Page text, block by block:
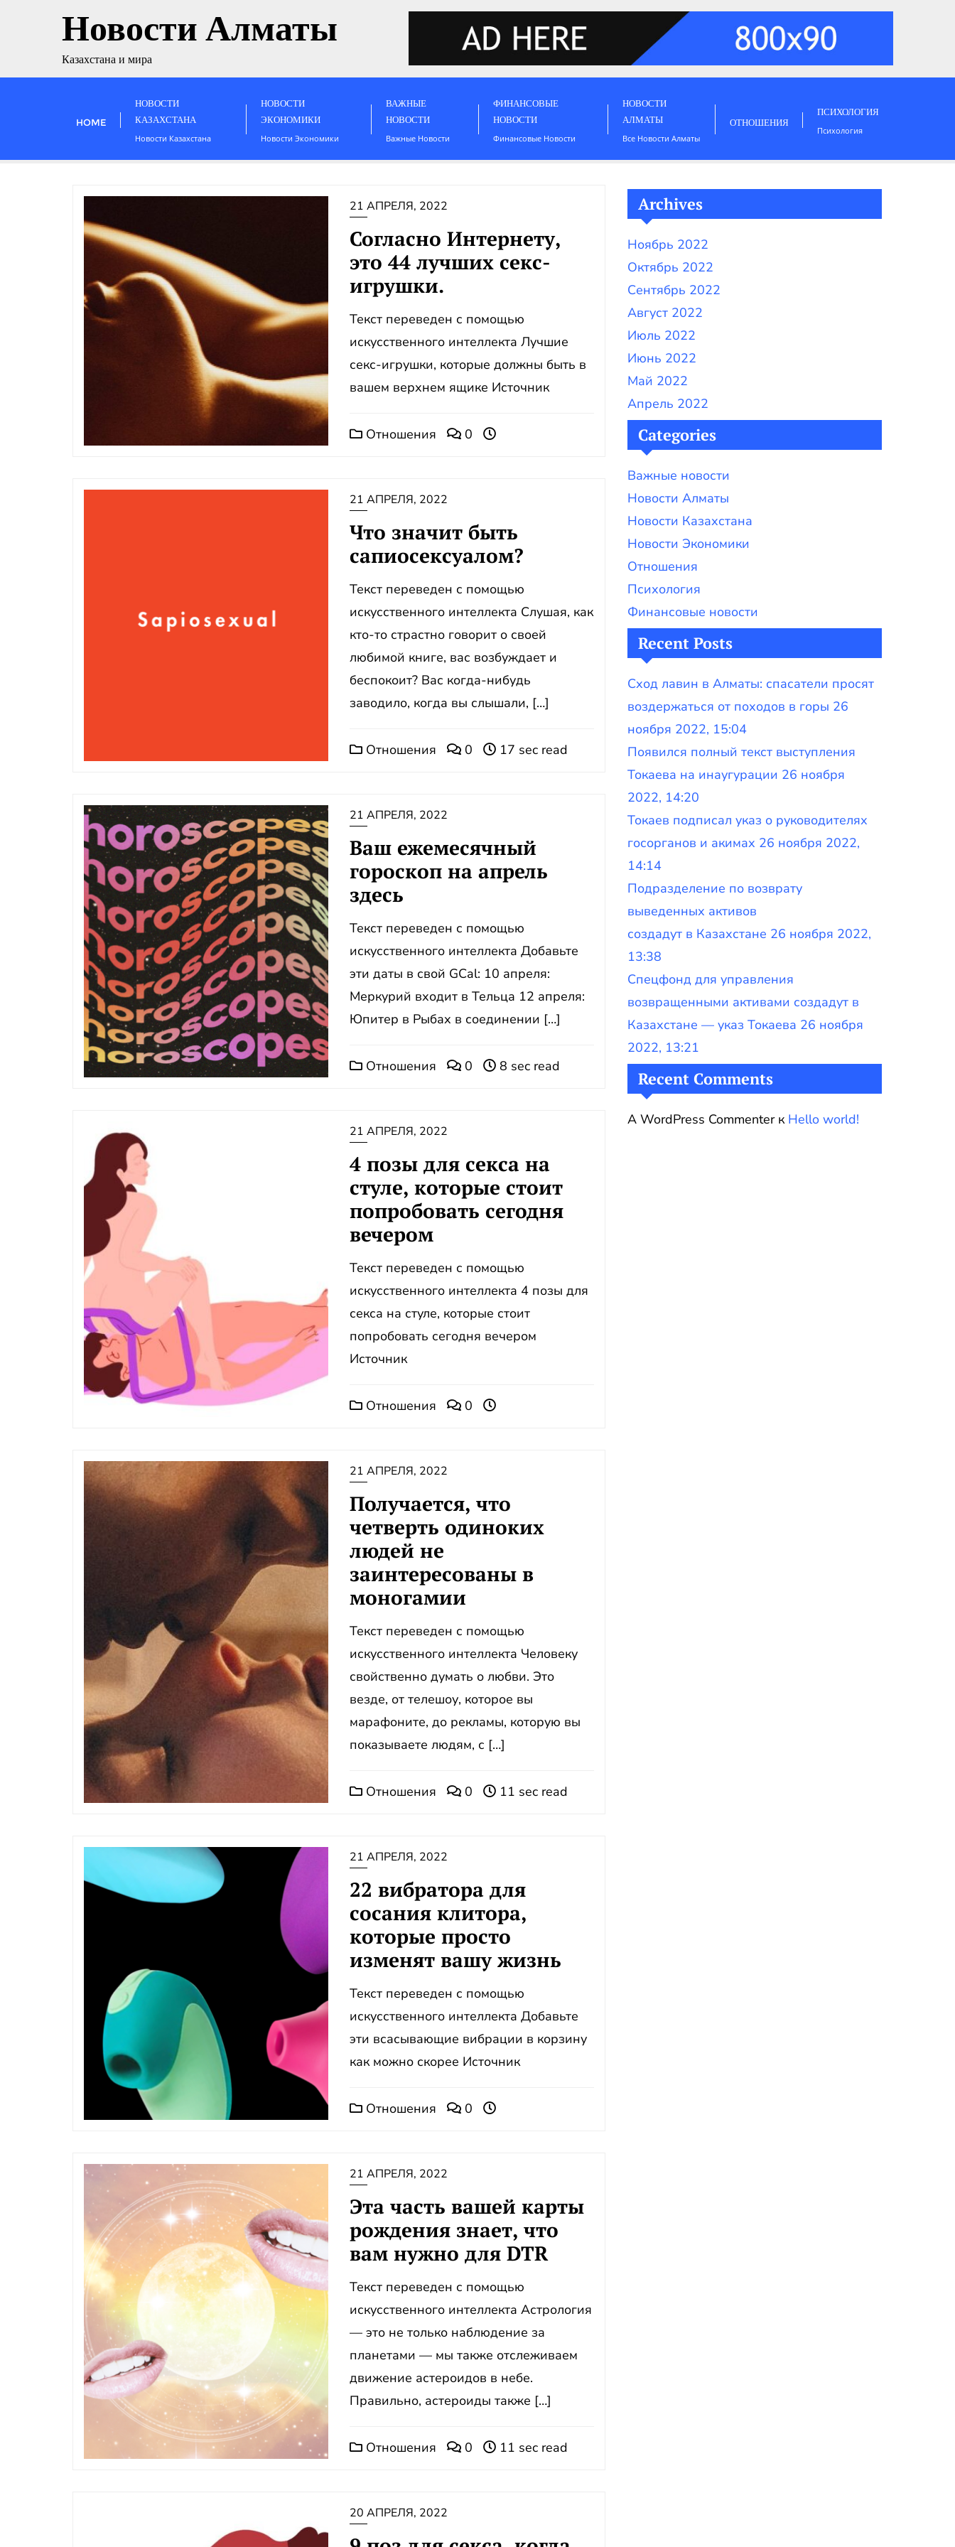
Новости Алматы
Казахстана и мира
HOME
НОВОСТИ
КАЗАХСТАНА
Новости Казахстана
НОВОСТИ
ЭКОНОМИКИ
Новости Экономики
ВАЖНЫЕ
НОВОСТИ
Важные Новости
ФИНАНСОВЫЕ
НОВОСТИ
Финансовые Новости
НОВОСТИ
АЛМАТЫ
Все Новости Алматы
ОТНОШЕНИЯ
ПСИХОЛОГИЯ
Психология
21 АПРЕЛЯ, 2022
Согласно Интернету,
это 44 лучших секс-
игрушки.
Текст переведен с помощью
искусственного интеллекта Лучшие
секс-игрушки, которые должны быть в
вашем верхнем ящике Источник
Отношения 0
21 АПРЕЛЯ, 2022
Что значит быть
сапиосексуалом?
Текст переведен с помощью
искусственного интеллекта Слушая, как
кто-то страстно говорит о своей
любимой книге, вас возбуждает и
беспокоит? Вас когда-нибудь
заводило, когда вы слышали, […]
Отношения 0 17 sec read
21 АПРЕЛЯ, 2022
Ваш ежемесячный
гороскоп на апрель
здесь
Текст переведен с помощью
искусственного интеллекта Добавьте
эти даты в свой GCal: 10 апреля:
Меркурий входит в Тельца 12 апреля:
Юпитер в Рыбах в соединении […]
Отношения 0 8 sec read
21 АПРЕЛЯ, 2022
4 позы для секса на
стуле, которые стоит
попробовать сегодня
вечером
Текст переведен с помощью
искусственного интеллекта 4 позы для
секса на стуле, которые стоит
попробовать сегодня вечером
Источник
Отношения 0
21 АПРЕЛЯ, 2022
Получается, что
четверть одиноких
людей не
заинтересованы в
моногамии
Текст переведен с помощью
искусственного интеллекта Человеку
свойственно думать о любви. Это
везде, от телешоу, которое вы
марафоните, до рекламы, которую вы
показываете людям, с […]
Отношения 0 11 sec read
21 АПРЕЛЯ, 2022
22 вибратора для
сосания клитора,
которые просто
изменят вашу жизнь
Текст переведен с помощью
искусственного интеллекта Добавьте
эти всасывающие вибрации в корзину
как можно скорее Источник
Отношения 0
21 АПРЕЛЯ, 2022
Эта часть вашей карты
рождения знает, что
вам нужно для DTR
Текст переведен с помощью
искусственного интеллекта Астрология
— это не только наблюдение за
планетами — мы также отслеживаем
движение астероидов в небе.
Правильно, астероиды также […]
Отношения 0 11 sec read
20 АПРЕЛЯ, 2022
Archives
Ноябрь 2022
Октябрь 2022
Сентябрь 2022
Август 2022
Июль 2022
Июнь 2022
Май 2022
Апрель 2022
Categories
Важные новости
Новости Алматы
Новости Казахстана
Новости Экономики
Отношения
Психология
Финансовые новости
Recent Posts
Сход лавин в Алматы: спасатели просят
воздержаться от походов в горы 26
ноября 2022, 15:04
Появился полный текст выступления
Токаева на инаугурации 26 ноября
2022, 14:20
Токаев подписал указ о руководителях
госорганов и акимах 26 ноября 2022,
14:14
Подразделение по возврату
выведенных активов
создадут в Казахстане 26 ноября 2022,
13:38
Спецфонд для управления
возвращенными активами создадут в
Казахстане — указ Токаева 26 ноября
2022, 13:21
Recent Comments
A WordPress Commenterк Hello world!